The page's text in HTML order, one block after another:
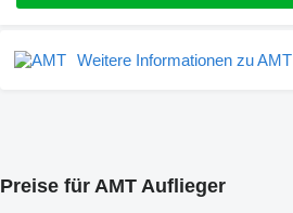
Weitere Informationen zu AMT
Preise für AMT Auflieger